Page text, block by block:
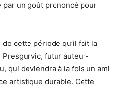
par un goût prononcé pour
de cette période qu’il fait la
Presgurvic, futur auteur-
qui deviendra à la fois un ami
artistique durable. Cette